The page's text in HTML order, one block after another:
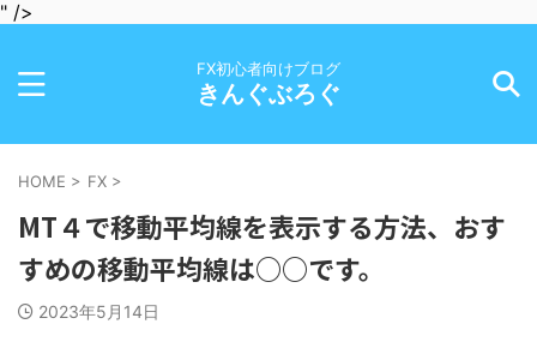
" />
FX初心者向けブログ
きんぐぶろぐ
HOME > FX >
MT４で移動平均線を表示する方法、おす
すめの移動平均線は○○です。
2023年5月14日